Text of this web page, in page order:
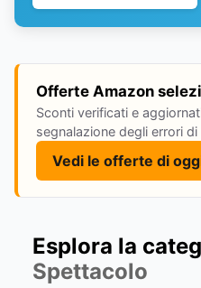
Offerte Amazon
Sconti verificati e
segnalazione degli errori
Vedi le offerte di
Esplora la
Spettacolo